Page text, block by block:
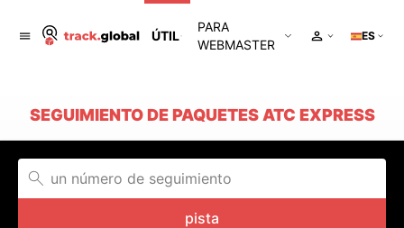
ÚTIL
PARA
WEBMASTER
ES
SEGUIMIENTO DE PAQUETES ATC EXPRESS
pista